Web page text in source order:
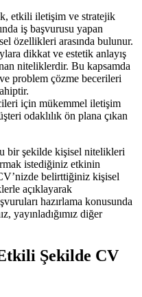
etkili iletişim ve stratejik
iş başvurusu yapan
özellikleri arasında bulunur.
dikkat ve estetik anlayış
niteliklerdir. Bu kapsamda
problem çözme becerileri
için mükemmel iletişim
odaklılık ön plana çıkan
bir şekilde kişisel nitelikleri
istediğiniz etkinin
belirttiğiniz kişisel
açıklayarak
hazırlama konusunda
yayınladığımız diğer
Şekilde CV